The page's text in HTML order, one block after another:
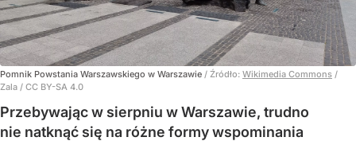
Pomnik Powstania Warszawskiego w Warszawie / Źródło: Wikimedia Commons /
Zala / CC BY-SA 4.0
Przebywając w sierpniu w Warszawie, trudno
nie natknąć się na różne formy wspominania